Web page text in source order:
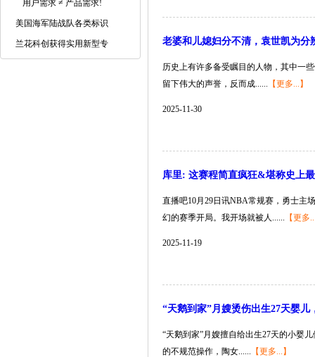
用户需求 ≠ 产品需求!
美国海军陆战队各类标识
兰花科创获得实用新型专 老婆和儿媳妇分不清，袁世凯为
历史上有许多备受瞩目的人物，其中一
留下伟大的声誉，反而成...... 【更多...】
2025-11-30
库里: 这赛程简直疯狂&堪称史上
直播吧10月29日讯NBA常规赛，勇士主
幻的赛季开局。我开场就被人...... 【更多
2025-11-19
“天鹅到家”月嫂烫伤出生27天婴
“天鹅到家”月嫂擅自给出生27天的小婴
的不规范操作，陶女...... 【更多...】